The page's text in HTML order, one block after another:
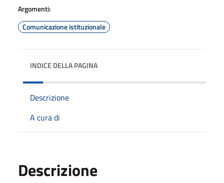
Argomenti:
Comunicazione istituzionale
INDICE DELLA PAGINA
Descrizione
A cura di
Descrizione